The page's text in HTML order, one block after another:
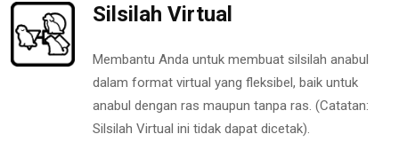
Silsilah Virtual
Membantu Anda untuk membuat silsilah anabul
dalam format virtual yang fleksibel, baik untuk
anabul dengan ras maupun tanpa ras. (Catatan:
Silsilah Virtual ini tidak dapat dicetak).